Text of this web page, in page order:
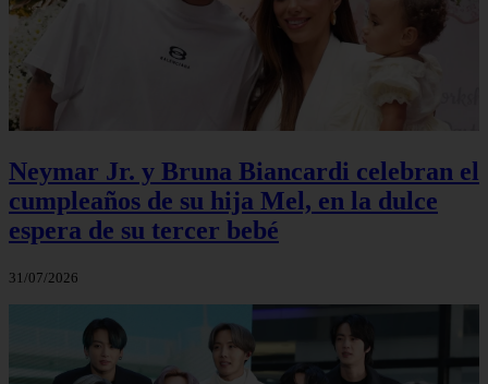
Neymar Jr. y Bruna Biancardi celebran el
cumpleaños de su hija Mel, en la dulce
espera de su tercer bebé
31/07/2026